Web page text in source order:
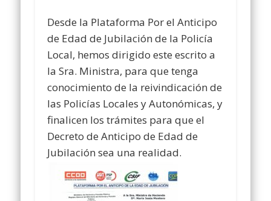
Desde la Plataforma Por el Anticipo
de Edad de Jubilación de la Policía
Local, hemos dirigido este escrito a
la Sra. Ministra, para que tenga
conocimiento de la reivindicación de
las Policías Locales y Autonómicas, y
finalicen los trámites para que el
Decreto de Anticipo de Edad de
Jubilación sea una realidad.